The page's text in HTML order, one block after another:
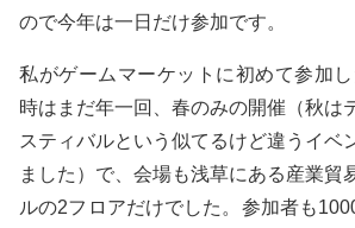
ので今年は一日だけ参加です。
私がゲームマーケットに初めて参加
時はまだ年一回、春のみの開催（秋は
スティバルという似てるけど違うイベ
ました）で、会場も浅草にある産業貿
ルの2フロアだけでした。参加者も